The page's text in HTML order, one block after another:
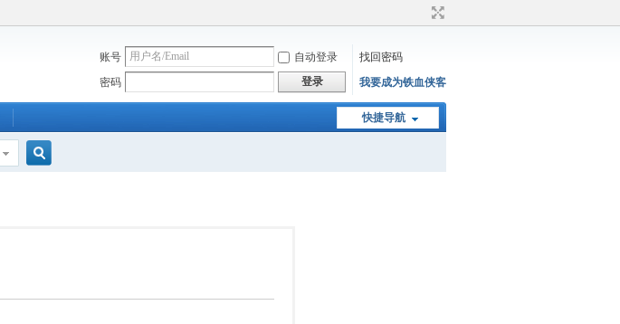
账号 自动登录
找回密码
密码
登录 我要成为铁血侠客
快捷导航